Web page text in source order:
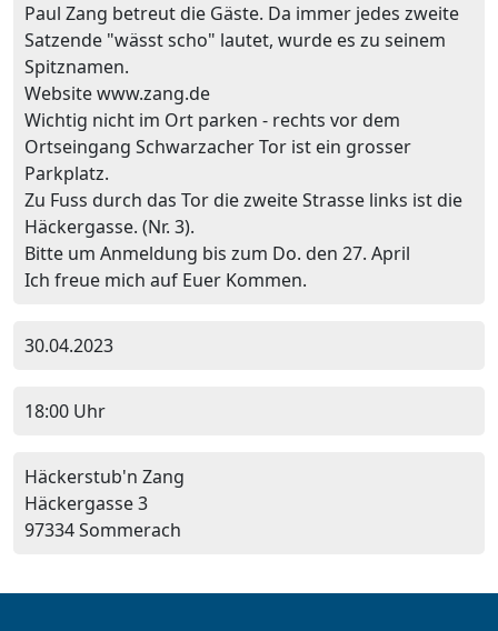
Paul Zang betreut die Gäste. Da immer jedes zweite
Satzende "wässt scho" lautet, wurde es zu seinem
Spitznamen.
Website www.zang.de
Wichtig nicht im Ort parken - rechts vor dem
Ortseingang Schwarzacher Tor ist ein grosser
Parkplatz.
Zu Fuss durch das Tor die zweite Strasse links ist die
Häckergasse. (Nr. 3).
Bitte um Anmeldung bis zum Do. den 27. April
Ich freue mich auf Euer Kommen.
30.04.2023
18:00 Uhr
Häckerstub'n Zang
Häckergasse 3
97334 Sommerach